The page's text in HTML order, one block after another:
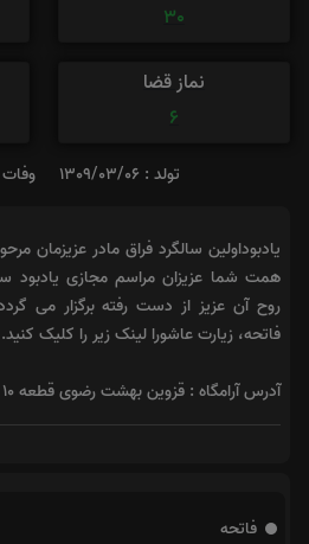
30
نماز قضا
6
تولد : 1309/03/06 وفات : 1399/
یادبوداولین سالگرد فراق مادر عزیزمان
همت شما عزیزان مراسم مجازی
روح آن عزیز از دست رفته برگزار می
فاتحه، زیارت عاشورا لینک زیر را کلیک کنید.
آدرس آرامگاه : قزوین بهشت رضوی قطعه ۱۰ ردیف:۱ شماره ۸
فاتحه